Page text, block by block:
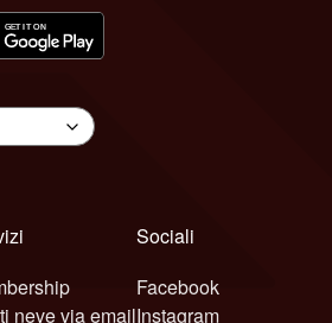
neve via email
Sociali
Facebook
Instagram